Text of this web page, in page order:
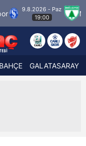
- Paz
Muğlaspor
GALATASARAY